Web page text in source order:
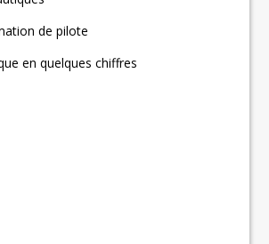
de pilote
en quelques chiffres